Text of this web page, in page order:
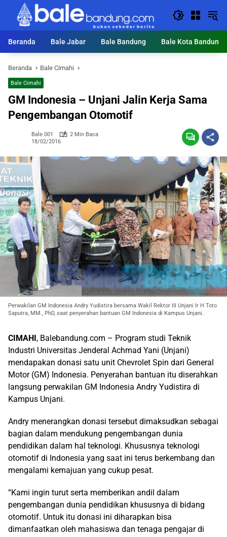
Langsung
konten
Beranda
Bale Jabar Bale Bandung Bale Kota Bandung
Beranda Bale Cimahi
Bale Cimahi
GM Indonesia – Unjani Jalin Kerja Sama
Pengembangan Otomotif
Bale 001
2 Min Baca
18/02/2016
Perwakilan GM Indonesia Andry Yudistira bersama Wakil Rektor III Unjani Ir H Toto
Saputra, MM., PhD, saat penyerahan bantuan GM Indonesia di Kampus Unjani.
CIMAHI , Balebandung.com – Program studi Teknik
Industri Universitas Jenderal Achmad Yani (Unjani)
mendapakan donasi satu unit Chevrolet Spin dari General
Motor (GM) Indonesia. Penyerahan bantuan itu diserahkan
langsung perwakilan GM Indonesia Andry Yudistira di
Kampus Unjani.
Andry menerangkan donasi tersebut dimaksudkan sebagai
bagian dalam mendukung pengembangan dunia
pendidikan dalam hal teknologi. Khususnya teknologi
otomotif di Indonesia yang saat ini terus berkembang dan
mengalami kemajuan yang cukup pesat.
“Kami ingin turut serta memberikan andil dalam
pengembangan dunia pendidikan khususnya di bidang
otomotif. Untuk itu donasi ini diharapkan bisa
dimanfaatkan oleh mahasiswa dan tenaga pengajar di